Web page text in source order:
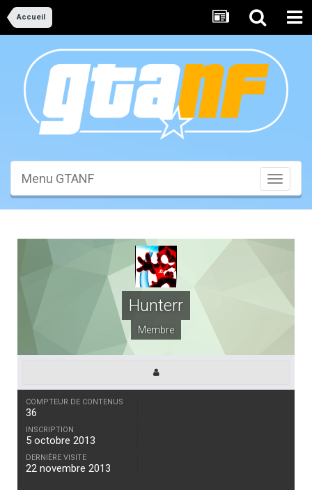
Accueil
Toggle
Menu GTANF
Hunterr
Membre
COMPTEUR DE CONTENUS
36
INSCRIPTION
5 octobre 2013
DERNIÈRE VISITE
22 novembre 2013